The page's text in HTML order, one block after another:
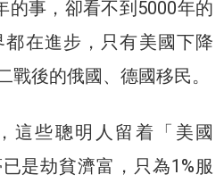
的事，卻看不到5000年的
在進步，只有美國下降
戰後的俄國、德國移民。
這些聰明人留着「美國
是劫貧濟富，只為1%服